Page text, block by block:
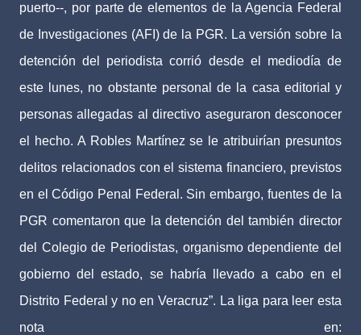
puerto--, por parte de elementos de la Agencia Federal
de Investigaciones (AFI) de la PGR. La versión sobre la
detención del periodista corrió desde el mediodía de
este lunes, no obstante personal de la casa editorial y
personas allegadas al directivo aseguraron desconocer
el hecho. A Robles Martínez se le atribuirían presuntos
delitos relacionados con el sistema financiero, previstos
en el Código Penal Federal. Sin embargo, fuentes de la
PGR comentaron que la detención del también director
del Colegio de Periodistas, organismo dependiente del
gobierno del estado, se habría llevado a cabo en el
Distrito Federal y no en Veracruz”. La liga para leer esta
nota en: